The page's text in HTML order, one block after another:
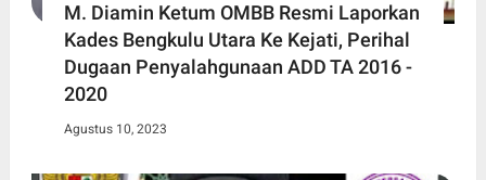
M. Diamin Ketum OMBB Resmi Laporkan
Kades Bengkulu Utara Ke Kejati, Perihal
Dugaan Penyalahgunaan ADD TA 2016 -
2020
Agustus 10, 2023